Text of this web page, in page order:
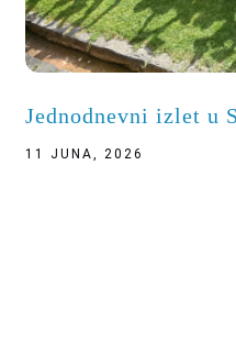
Jednodnevni izlet u
11 JUNA, 2026